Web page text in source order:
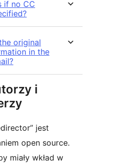
if no CC
original
in the
i
jest
open source.
miały wkład w